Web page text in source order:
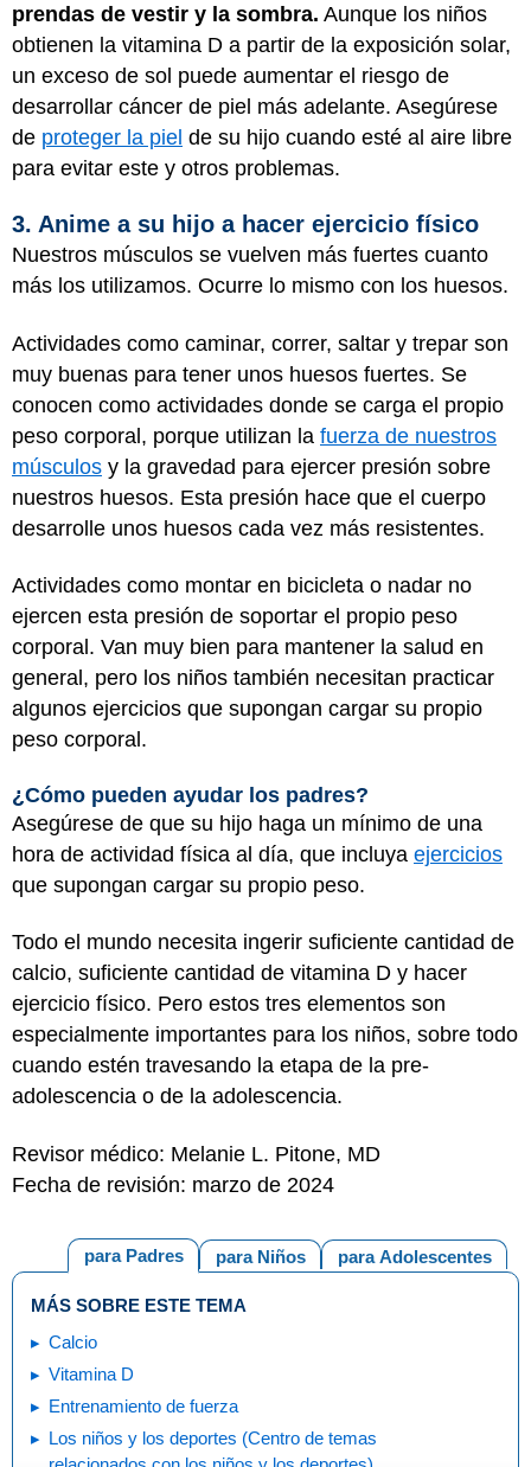
prendas de vestir y la sombra. Aunque los niños
obtienen la vitamina D a partir de la exposición solar,
un exceso de sol puede aumentar el riesgo de
desarrollar cáncer de piel más adelante. Asegúrese
de proteger la piel de su hijo cuando esté al aire libre
para evitar este y otros problemas.
3. Anime a su hijo a hacer ejercicio físico
Nuestros músculos se vuelven más fuertes cuanto
más los utilizamos. Ocurre lo mismo con los huesos.
Actividades como caminar, correr, saltar y trepar son
muy buenas para tener unos huesos fuertes. Se
conocen como actividades donde se carga el propio
peso corporal, porque utilizan la fuerza de nuestros
músculos y la gravedad para ejercer presión sobre
nuestros huesos. Esta presión hace que el cuerpo
desarrolle unos huesos cada vez más resistentes.
Actividades como montar en bicicleta o nadar no
ejercen esta presión de soportar el propio peso
corporal. Van muy bien para mantener la salud en
general, pero los niños también necesitan practicar
algunos ejercicios que supongan cargar su propio
peso corporal.
¿Cómo pueden ayudar los padres?
Asegúrese de que su hijo haga un mínimo de una
hora de actividad física al día, que incluya ejercicios
que supongan cargar su propio peso.
Todo el mundo necesita ingerir suficiente cantidad de
calcio, suficiente cantidad de vitamina D y hacer
ejercicio físico. Pero estos tres elementos son
especialmente importantes para los niños, sobre todo
cuando estén travesando la etapa de la pre-
adolescencia o de la adolescencia.
Revisor médico: Melanie L. Pitone, MD
Fecha de revisión: marzo de 2024
para Adolescentes
para Niños
para Padres
MÁS SOBRE ESTE TEMA
Calcio
Vitamina D
Entrenamiento de fuerza
Los niños y los deportes (Centro de temas